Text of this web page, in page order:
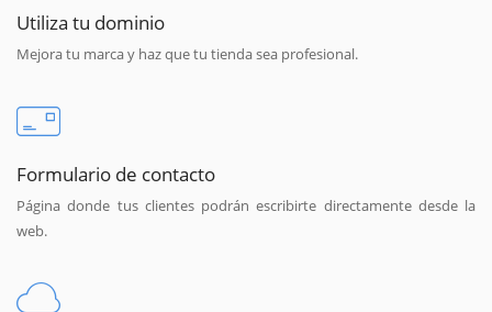
Utiliza tu dominio
Mejora tu marca y haz que tu tienda sea profesional.
Formulario de contacto
Página donde tus clientes podrán escribirte directamente desde la
web.